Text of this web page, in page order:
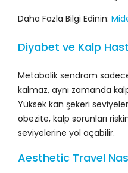
Daha Fazla Bilgi Edinin:
Diyabet ve Kalp
Metabolik sendrom
kalmaz, aynı zamanda
Yüksek kan şekeri
obezite, kalp sorunları
seviyelerine yol açabilir.
Aesthetic Travel